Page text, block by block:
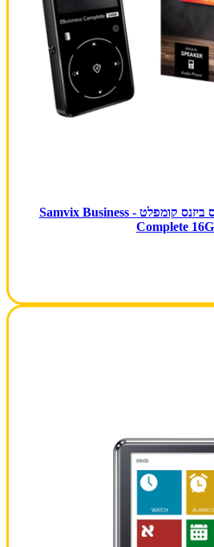
נגן MP3 כשר סאמויקס ביזנס קומפלט - Samvix Business
Complete